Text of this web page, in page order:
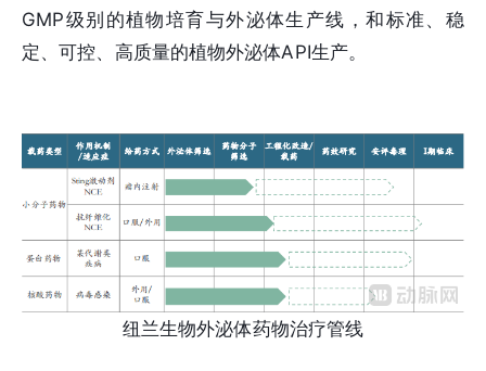
GMP级别的植物培育与外泌体生产线，和标准、稳
定、可控、高质量的植物外泌体API生产。
纽兰生物外泌体药物治疗管线